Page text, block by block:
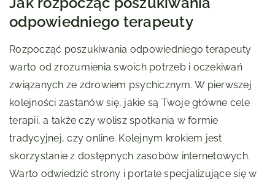
odpowiedniego terapeuty
Rozpocząć poszukiwania odpowiedniego terapeuty
warto od zrozumienia swoich potrzeb i oczekiwań
związanych ze zdrowiem psychicznym. W pierwszej
kolejności zastanów się, jakie są Twoje główne cele
terapii, a także czy wolisz spotkania w formie
tradycyjnej, czy online. Kolejnym krokiem jest
skorzystanie z dostępnych zasobów internetowych.
Warto odwiedzić strony i portale specjalizujące się w